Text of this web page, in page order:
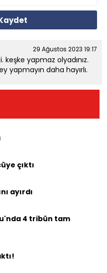
29 Ağustos 2023 19:17
yapmaz olyadınız.
yapmayın daha hayırlı.
çıktı
ayırdı
4 tribün tam